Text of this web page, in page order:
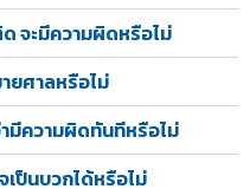
จะมีความผิดหรือไม่
ยศาลหรือไม่
มีความผิดทันทีหรือไม่
ป็นบวกได้หรือไม่